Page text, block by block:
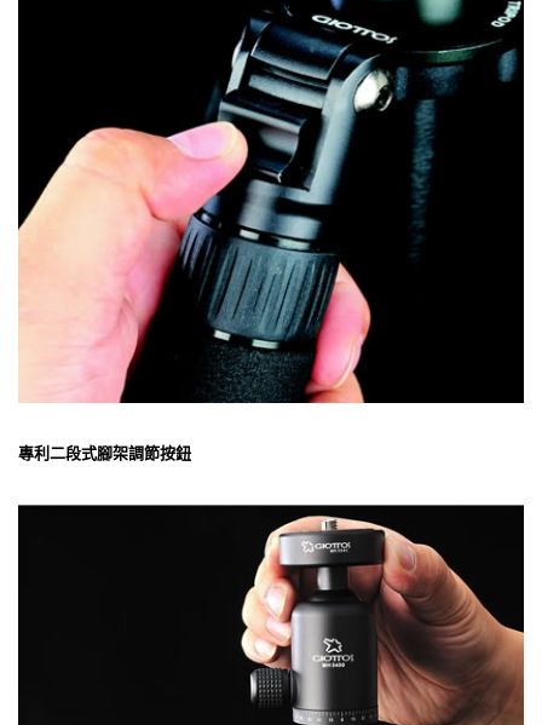
專利二段式腳架調節按鈕